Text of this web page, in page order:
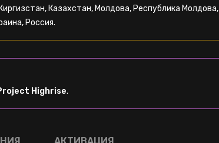
Казахстан, Молдова, Республика Молдова,
Россия.
Highrise.